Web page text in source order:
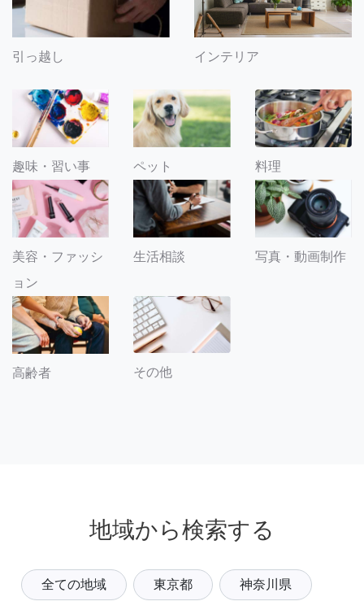
引っ越し インテリア
趣味・習い事 ペット 料理
美容・ファッシ
ョン
生活相談 写真・動画制作
高齢者 その他
地域から検索する
全ての地域 東京都 神奈川県